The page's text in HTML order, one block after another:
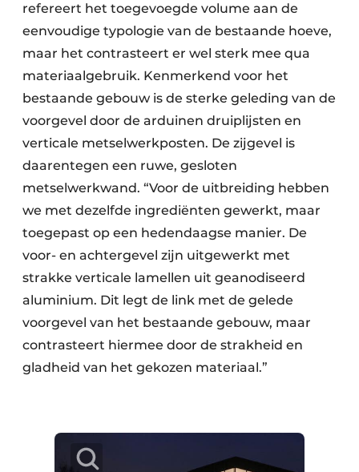
refereert het toegevoegde volume aan de
eenvoudige typologie van de bestaande hoeve,
maar het contrasteert er wel sterk mee qua
materiaalgebruik. Kenmerkend voor het
bestaande gebouw is de sterke geleding van de
voorgevel door de arduinen druiplijsten en
verticale metselwerkposten. De zijgevel is
daarentegen een ruwe, gesloten
metselwerkwand. “Voor de uitbreiding hebben
we met dezelfde ingrediënten gewerkt, maar
toegepast op een hedendaagse manier. De
voor- en achtergevel zijn uitgewerkt met
strakke verticale lamellen uit geanodiseerd
aluminium. Dit legt de link met de gelede
voorgevel van het bestaande gebouw, maar
contrasteert hiermee door de strakheid en
gladheid van het gekozen materiaal.”